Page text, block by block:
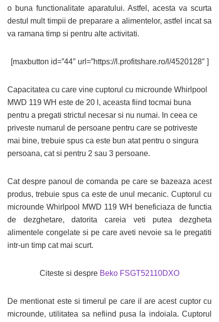
o buna functionalitate aparatului. Astfel, acesta va scurta
destul mult timpii de preparare a alimentelor, astfel incat sa
va ramana timp si pentru alte activitati.
[maxbutton id=”44″ url=”https://l.profitshare.ro/l/4520128″ ]
Capacitatea cu care vine cuptorul cu microunde Whirlpool
MWD 119 WH este de 20 l, aceasta fiind tocmai buna
pentru a pregati strictul necesar si nu numai. In ceea ce
priveste numarul de persoane pentru care se potriveste
mai bine, trebuie spus ca este bun atat pentru o singura
persoana, cat si pentru 2 sau 3 persoane.
Cat despre panoul de comanda pe care se bazeaza acest
produs, trebuie spus ca este de unul mecanic. Cuptorul cu
microunde Whirlpool MWD 119 WH beneficiaza de functia
de dezghetare, datorita careia veti putea dezgheta
alimentele congelate si pe care aveti nevoie sa le pregatiti
intr-un timp cat mai scurt.
Citeste si despre Beko FSGT52110DXO
De mentionat este si timerul pe care il are acest cuptor cu
microunde, utilitatea sa nefiind pusa la indoiala. Cuptorul